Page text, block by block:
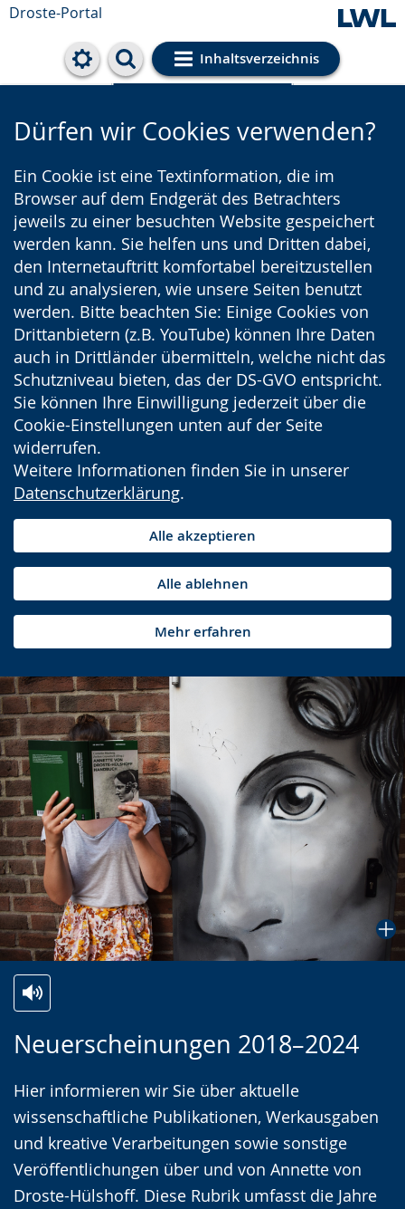
Droste-Portal
Inhaltsverzeichnis
Cookie-Einstellungen
Dürfen wir Cookies verwenden?
Ein Cookie ist eine Textinformation, die im
Browser auf dem Endgerät des Betrachters
jeweils zu einer besuchten Website gespeichert
werden kann. Sie helfen uns und Dritten dabei,
den Internetauftritt komfortabel bereitzustellen
und zu analysieren, wie unsere Seiten benutzt
werden. Bitte beachten Sie: Einige Cookies von
Drittanbietern (z.B. YouTube) können Ihre Daten
auch in Drittländer übermitteln, welche nicht das
Schutzniveau bieten, das der DS-GVO entspricht.
Sie können Ihre Einwilligung jederzeit über die
Cookie-Einstellungen unten auf der Seite
widerrufen.
Weitere Informationen finden Sie in unserer
Datenschutzerklärung.
Alle akzeptieren
Alle ablehnen
Mehr erfahren
Neuerscheinungen 2018–2024
Hier informieren wir Sie über aktuelle
wissenschaftliche Publikationen, Werkausgaben
und kreative Verarbeitungen sowie sonstige
Veröffentlichungen über und von Annette von
Droste-Hülshoff. Diese Rubrik umfasst die Jahre
Leichten
wechseln.
Audio-
Video
Deutscher
Gebärdensprache
wird
angezeigt.